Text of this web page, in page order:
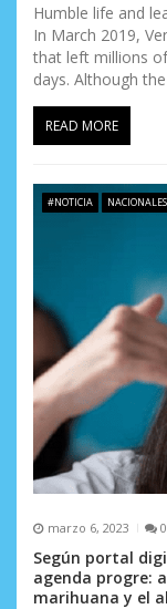
Humble life and
In March 2019,
that left millions
days. Although the
READ MORE
#NOTICIA NACIONALES
marzo 6, 2023 0
Según portal
agenda progre:
marihuana y el